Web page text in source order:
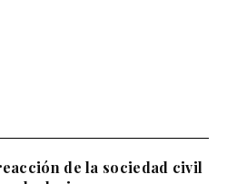
de la sociedad civil